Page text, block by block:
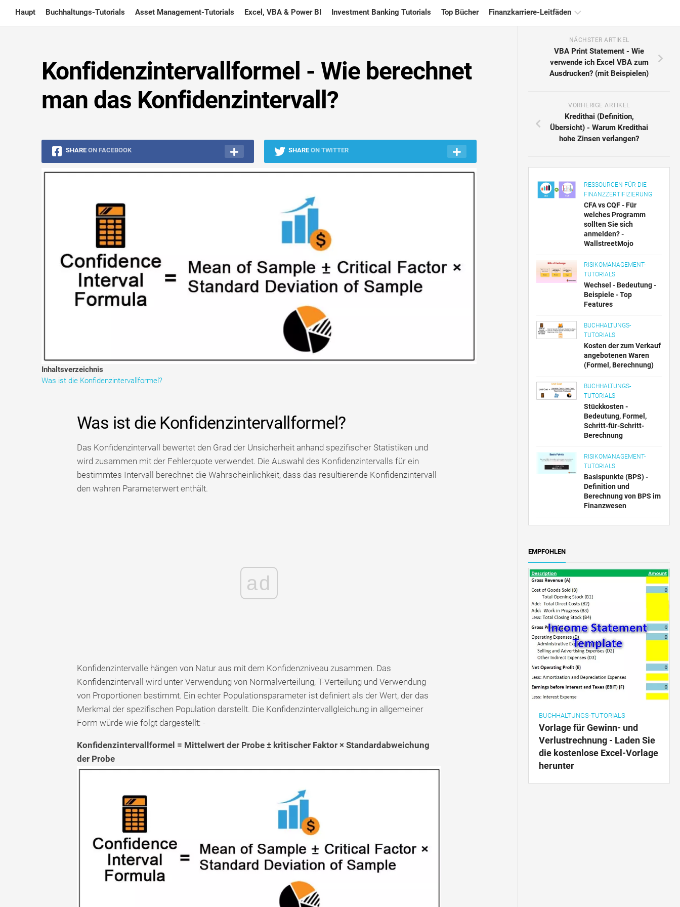
content
Haupt Buchhaltungs-Tutorials Asset Management-Tutorials Excel, VBA & Power BI Investment Banking Tutorials Top Bücher Finanzkarriere-Leitfäden
Finanzzertifizierung
Risikomanagement-
Konfidenzintervallformel - Wie berechnet
man das Konfidenzintervall?
SHARE ON FACEBOOK SHARE ON TWITTER
Inhaltsverzeichnis
Was ist die Konfidenzintervallformel?
Was ist die Konfidenzintervallformel?
Das Konfidenzintervall bewertet den Grad der Unsicherheit anhand spezifischer Statistiken und
wird zusammen mit der Fehlerquote verwendet. Die Auswahl des Konfidenzintervalls für ein
bestimmtes Intervall berechnet die Wahrscheinlichkeit, dass das resultierende Konfidenzintervall
den wahren Parameterwert enthält.
ad
Konfidenzintervalle hängen von Natur aus mit dem Konfidenzniveau zusammen. Das
Konfidenzintervall wird unter Verwendung von Normalverteilung, T-Verteilung und Verwendung
von Proportionen bestimmt. Ein echter Populationsparameter ist definiert als der Wert, der das
Merkmal der spezifischen Population darstellt. Die Konfidenzintervallgleichung in allgemeiner
Form würde wie folgt dargestellt: -
Konfidenzintervallformel = Mittelwert der Probe ± kritischer Faktor × Standardabweichung
der Probe
NÄCHSTER ARTIKEL
VBA Print Statement - Wie
verwende ich Excel VBA zum
Ausdrucken? (mit Beispielen)
VORHERIGE ARTIKEL
Kredithai (Definition,
Übersicht) - Warum Kredithai
hohe Zinsen verlangen?
RESSOURCEN FÜR DIE
FINANZZERTIFIZIERUNG
CFA vs CQF - Für
welches Programm
sollten Sie sich
anmelden? -
WallstreetMojo
RISIKOMANAGEMENT-
TUTORIALS
Wechsel - Bedeutung -
Beispiele - Top
Features
BUCHHALTUNGS-
TUTORIALS
Kosten der zum Verkauf
angebotenen Waren
(Formel, Berechnung)
BUCHHALTUNGS-
TUTORIALS
Stückkosten -
Bedeutung, Formel,
Schritt-für-Schritt-
Berechnung
RISIKOMANAGEMENT-
TUTORIALS
Basispunkte (BPS) -
Definition und
Berechnung von BPS im
Finanzwesen
EMPFOHLEN
BUCHHALTUNGS-TUTORIALS
Vorlage für Gewinn- und
Verlustrechnung - Laden Sie
die kostenlose Excel-Vorlage
herunter